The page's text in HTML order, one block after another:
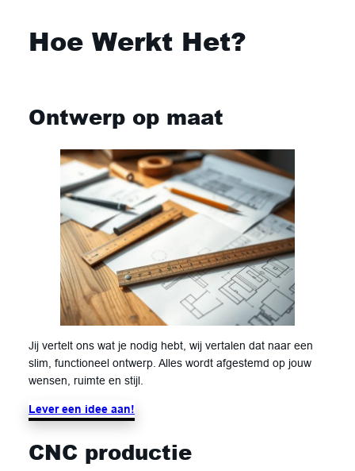
Hoe Werkt Het?
Ontwerp op maat
Jij vertelt ons wat je nodig hebt, wij vertalen dat naar een
slim, functioneel ontwerp. Alles wordt afgestemd op jouw
wensen, ruimte en stijl.
Lever een idee aan!
CNC productie